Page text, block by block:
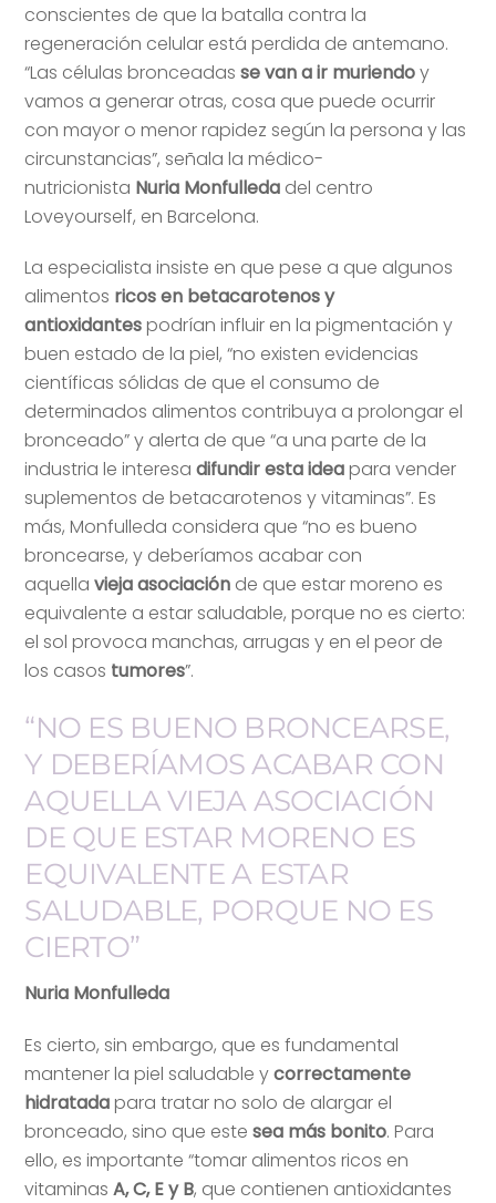
conscientes de que la batalla contra la
regeneración celular está perdida de antemano.
“Las células bronceadasse van a ir muriendoy
vamos a generar otras, cosa que puede ocurrir
con mayor o menor rapidez según la persona y las
circunstancias”, señala la médico-
nutricionista Nuria Monfulleda del centro
Loveyourself, en Barcelona.
La especialista insiste en que pese a que algunos
alimentos ricos en betacarotenos y
antioxidantespodrían influir en la pigmentación y
buen estado de la piel, “no existen evidencias
científicas sólidas de que el consumo de
determinados alimentos contribuya a prolongar el
bronceado” y alerta de que “a una parte de la
industria le interesa difundir esta ideapara vender
suplementos de betacarotenos y vitaminas”. Es
más, Monfulleda considera que “no es bueno
broncearse, y deberíamos acabar con
aquellavieja asociación de que estar moreno es
equivalente a estar saludable, porque no es cierto:
el sol provoca manchas, arrugas y en el peor de
los casos tumores”.
“NO ES BUENO BRONCEARSE,
Y DEBERÍAMOS ACABAR CON
AQUELLA VIEJA ASOCIACIÓN
DE QUE ESTAR MORENO ES
EQUIVALENTE A ESTAR
SALUDABLE, PORQUE NO ES
CIERTO”
Nuria Monfulleda
Es cierto, sin embargo, que es fundamental
mantener la piel saludable ycorrectamente
hidratadapara tratar no solo de alargar el
bronceado, sino que este sea más bonito. Para
ello, es importante “tomar alimentos ricos en
vitaminas A, C, E y B, que contienen antioxidantes